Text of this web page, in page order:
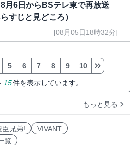
月6日からBSテレ東で再放送
らすじと見どころ）
[08月05日18時32分]
15件を表示しています。
5 6 7 8 9 10
もっと見る
臣兄弟!
VIVANT
覧